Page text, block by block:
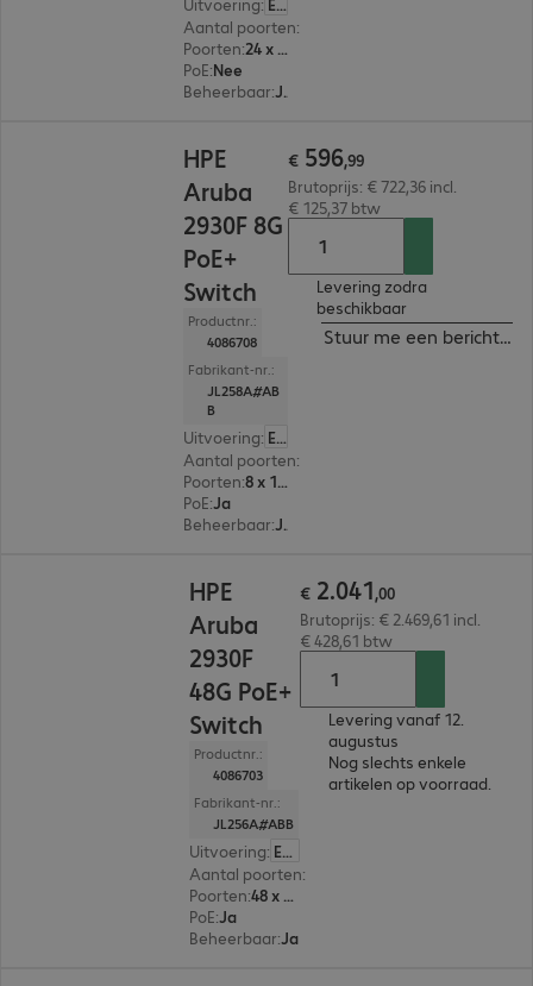
Aantal poorten:
Poorten:
24 x 10/100/1000 RJ45
PoE:Nee
Beheerbaar: Ja
HPE
Aruba
2930F 8G
PoE+
Switch
Productnr.:
4086708
Fabrikant-nr.:
JL258A#AB
B
Uitvoering: Europa
Aantal poorten:
Poorten:
8 x 10/100/1000 RJ45
PoE:Ja
Beheerbaar: Ja
€ 596,99
Brutoprijs: € 722,36 incl.
€ 125,37 btw
Levering zodra
beschikbaar
Stuur me een bericht
HPE
Aruba
2930F
48G PoE+
Switch
Productnr.:
4086703
Fabrikant-nr.:
JL256A#ABB
Uitvoering: Europa
Aantal poorten:
Poorten:
48 x 10/100/1000 RJ45
PoE:Ja
Beheerbaar:Ja
€ 2.041,00
Brutoprijs: € 2.469,61 incl.
€ 428,61 btw
Levering vanaf 12.
augustus
Nog slechts enkele
artikelen op voorraad.